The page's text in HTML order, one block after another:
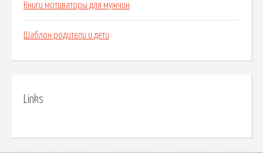
Книги мотиваторы для мужчин
Шаблон родители и дети
Links